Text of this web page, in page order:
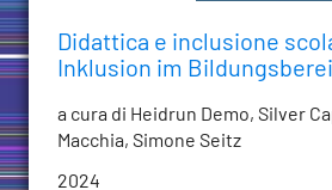
Didattica e inclusione
Inklusion im
a cura di Heidrun Demo, Silver
Macchia, Simone Seitz
2024